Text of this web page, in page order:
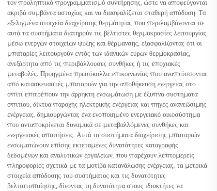
τον προληπτικό προγραμματισμό συντήρησης, ώστε να αποφεύγονται
ακριβά συμβάντα αστοχίας και να διασφαλίζεται σταθερή απόδοση. Τα
εξελιγμένα στοιχεία διαχείρισης θερμότητας που περιλαμβάνονται σε
αυτά τα συστήματα διατηρούν τις βέλτιστες θερμοκρασίες λειτουργίας
μέσω ενεργών στοιχείων ψύξης και θέρμανσης, εξασφαλίζοντας ότι οι
μπαταρίες λειτουργούν εντός των ιδανικών εύρων θερμοκρασίας,
ανεξάρτητα από τις περιβάλλουσες συνθήκες ή τις εποχιακές
μεταβολές. Προηγμένα πρωτόκολλα επικοινωνίας που αναπτύσσονται
από κατασκευαστές μπαταριών για την αποθήκευση ενέργειας στο
σπίτι επιτρέπουν την άρρηκτη ενσωμάτωση με έξυπνα συστήματα
σπιτιού, δίκτυα παροχής ηλεκτρικής ενέργειας και πηγές ανανεώσιμης
ενέργειας, δημιουργώντας ένα ενοποιημένο ενεργειακό οικοσύστημα
που ανταποκρίνεται δυναμικά σε μεταβαλλόμενες συνθήκες και
ενεργειακές απαιτήσεις. Αυτά τα συστήματα διαχείρισης μπαταριών
ενσωματώνουν επίσης εκτεταμένες δυνατότητες καταγραφής
δεδομένων και αναλυτικών εργαλείων, που παρέχουν λεπτομερείς
πληροφορίες σχετικά με τα μοτίβα κατανάλωσης ενέργειας, τα μετρικά
στοιχεία απόδοσης του συστήματος και τις δυνατότητες
βελτιστοποίησης, δίνοντας τη δυνατότητα στους ιδιοκτήτες να